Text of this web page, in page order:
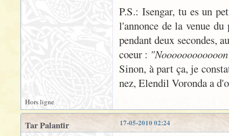
P.S.: Isengar, tu es un
l'annonce de la venue
pendant deux secondes,
coeur :
Sinon, à part ça, je
nez, Elendil Voronda a
Hors ligne
17-05-2010 02:24
Tar Palantir